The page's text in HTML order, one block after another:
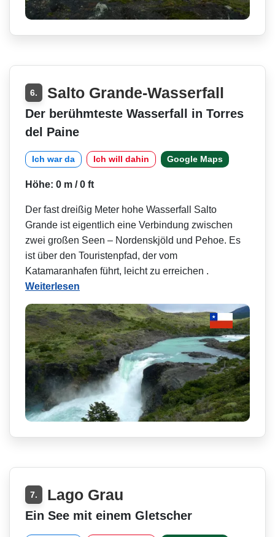
6. Salto Grande-Wasserfall
Der berühmteste Wasserfall in Torres
del Paine
Ich war da Ich will dahin Google Maps
Höhe: 0 m / 0 ft
Der fast dreißig Meter hohe Wasserfall Salto
Grande ist eigentlich eine Verbindung zwischen
zwei großen Seen – Nordenskjöld und Pehoe. Es
ist über den Touristenpfad, der vom
Katamaranhafen führt, leicht zu erreichen .
Weiterlesen
7. Lago Grau
Ein See mit einem Gletscher